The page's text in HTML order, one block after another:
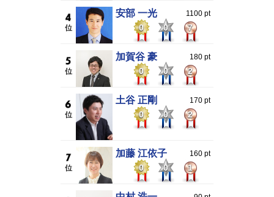
安部 一光 1100 pt
0 0 7
加賀谷 豪 180 pt
0 0 2
土谷 正剛 170 pt
0 0 2
加藤 江依子 160 pt
0 0 1